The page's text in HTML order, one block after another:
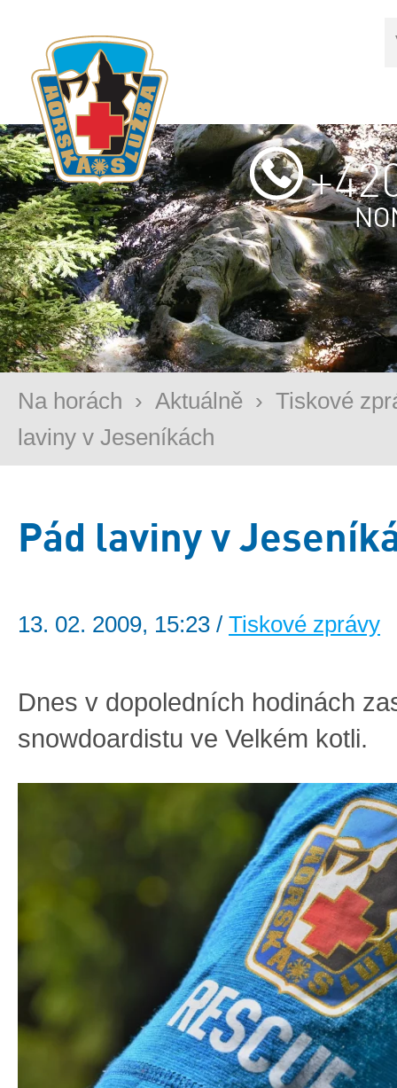
Na horách › Aktuálně › Tiskové
laviny v Jeseníkách
Pád laviny v
13. 02. 2009, 15:23 / Tiskové zprávy
Dnes v dopoledních hodinách
snowdoardistu ve Velkém kotli.